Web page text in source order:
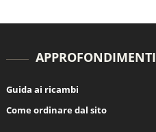
APPROFONDIMENTI
Guida ai ricambi
Come ordinare dal sito